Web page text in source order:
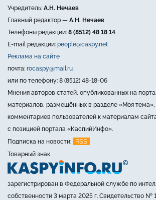
Учредитель: А.Н. Нечаев
Главный редактор — А.Н. Нечаев
Телефоны редакции: 8 (8512) 48 18 14
E-mail редакции: people@caspy.net
Реклама на сайте
почта: rocaspy@mail.ru
или по телефону: 8 (8512) 48-18-06
Мнения авторов статей, опубликованных на
материалов, размещённых в разделе «Моя
комментариев пользователей к материалам
с позицией портала «КаспийИнфо».
Подписка на новости:
RSS
Товарный знак
зарегистрирован в Федеральной службе по
собственности 3 марта 2025 г. Свидетельство №